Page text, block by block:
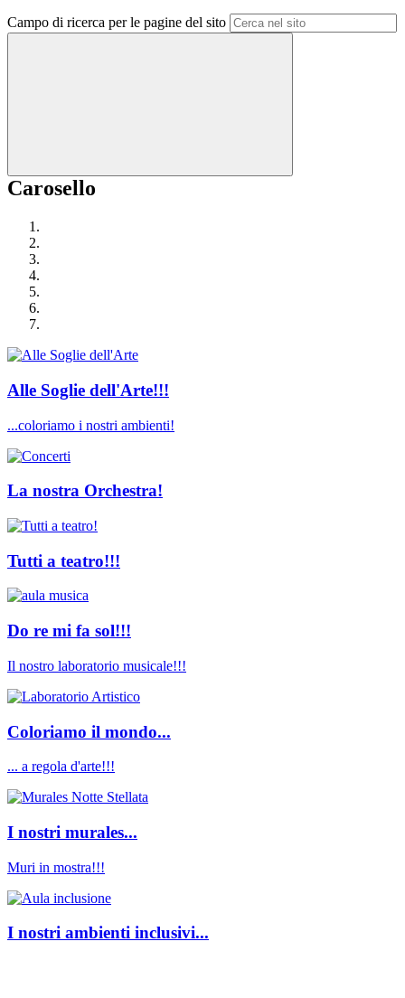
Campo di ricerca per le pagine del sito
Carosello
Alle Soglie dell'Arte!!!
...coloriamo i nostri ambienti!
La nostra Orchestra!
Tutti a teatro!!!
Do re mi fa sol!!!
Il nostro laboratorio musicale!!!
Coloriamo il mondo...
... a regola d'arte!!!
I nostri murales...
Muri in mostra!!!
I nostri ambienti inclusivi...